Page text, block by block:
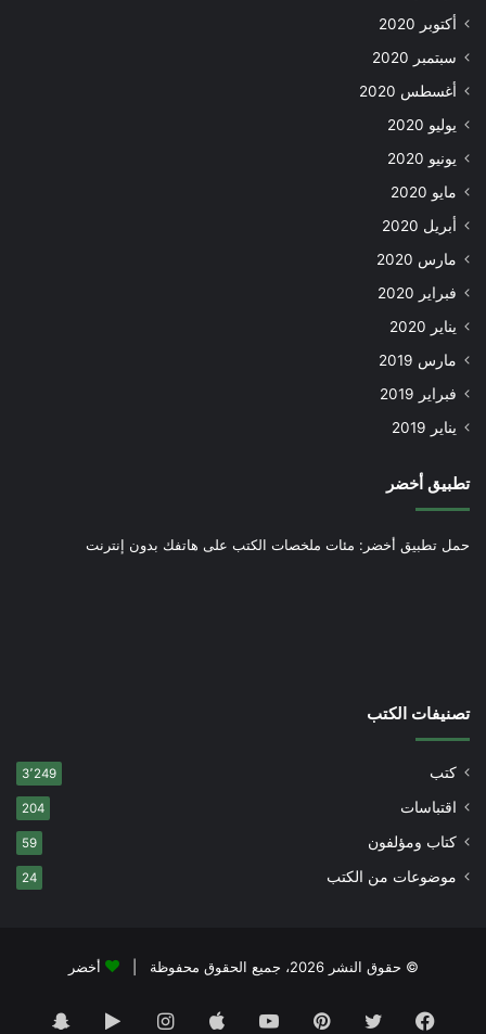
أكتوبر 2020
سبتمبر 2020
أغسطس 2020
يوليو 2020
يونيو 2020
مايو 2020
أبريل 2020
مارس 2020
فبراير 2020
يناير 2020
مارس 2019
فبراير 2019
يناير 2019
تطبيق أخضر
حمل تطبيق أخضر: مئات ملخصات الكتب على هاتفك بدون إنترنت
تصنيفات الكتب
كتب 3٬249
اقتباسات 204
كتاب ومؤلفون 59
موضوعات من الكتب 24
© حقوق النشر 2026، جميع الحقوق محفوظة | أخضر
فيسبوك تويتر بينتيريستيوتيوب انستقرام‏Google